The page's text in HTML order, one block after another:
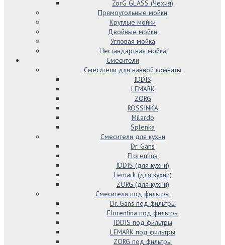
ZorG GLASS (Чехия)
Прямоугольные мойки
Круглые мойки
Двойные мойки
Угловая мойка
Нестандартная мойка
Смесители
Смесители для ванной комнаты
IDDIS
LEMARK
ZORG
ROSSINKA
Milardo
Splenka
Смесители для кухни
Dr. Gans
Florentina
IDDIS (для кухни)
Lemark (для кухни)
ZORG (для кухни)
Смесители под фильтры
Dr. Gans под фильтры
Florentina под фильтры
IDDIS под фильтры
LEMARK под фильтры
ZORG под фильтры